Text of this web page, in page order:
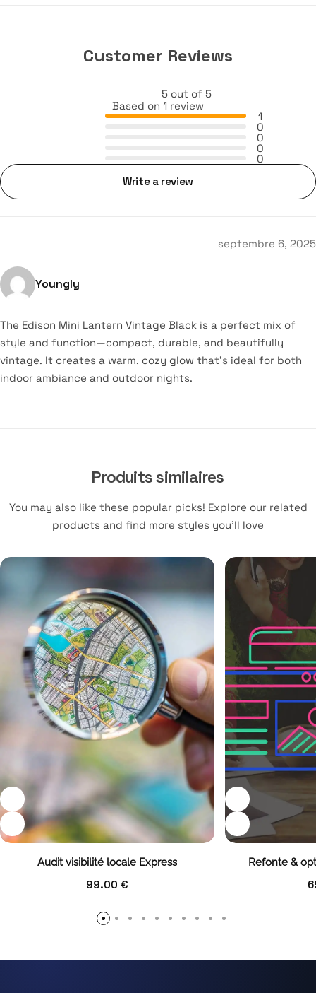
Customer Reviews
5 out of 5
Based on 1 review
1
0
0
0
0
Write a review
septembre 6, 2025
Youngly
The Edison Mini Lantern Vintage Black is a perfect mix of
style and function—compact, durable, and beautifully
vintage. It creates a warm, cozy glow that’s ideal for both
indoor ambiance and outdoor nights.
Produits similaires
You may also like these popular picks! Explore our related
products and find more styles you’ll love
Audit visibilité locale Express
99.00 €
Refonte &